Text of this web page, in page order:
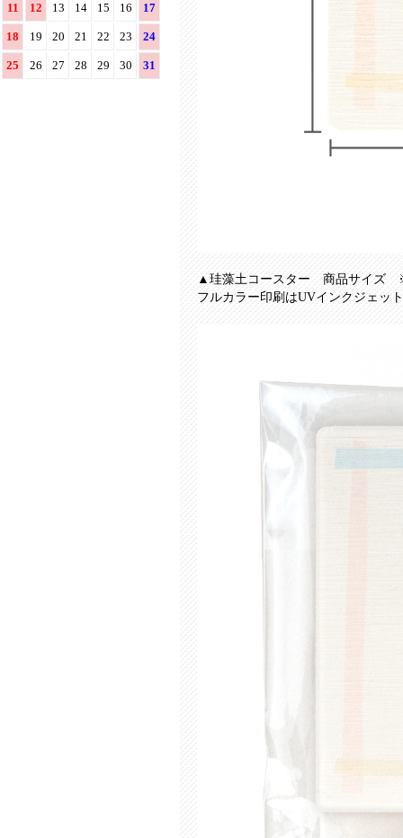
11 12 13 14 15 16 17
18 19 20 21 22 23 24
25 26 27 28 29 30 31
▲珪藻土コースター 商品サイズ
フルカラー印刷はUVインクジェッ